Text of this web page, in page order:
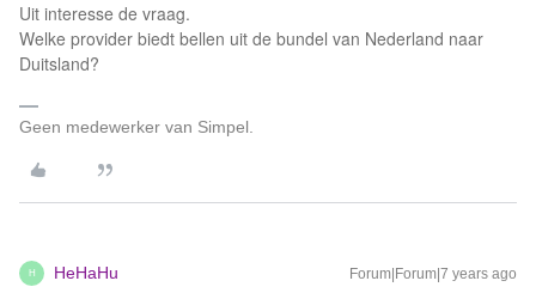
Uit interesse de vraag.
Welke provider biedt bellen uit de bundel van Nederland naar
Duitsland?
Geen medewerker van Simpel.
H HeHaHu Forum|Forum|7 years ago